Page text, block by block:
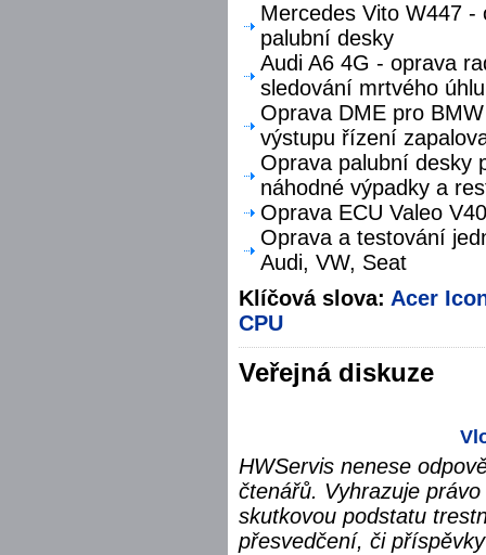
Mercedes Vito W447
palubní desky
Audi A6 4G - oprava
sledování mrtvého úhlu
Oprava DME pro
výstupu řízení
Oprava palubní desky
náhodné výpadky a
Oprava ECU Valeo
Oprava a testování
Audi, VW, Seat
Klíčová slova: Acer
CPU
Veřejná diskuze
HWServis nenese
čtenářů. Vyhrazuje
skutkovou podstatu
přesvedčení, či